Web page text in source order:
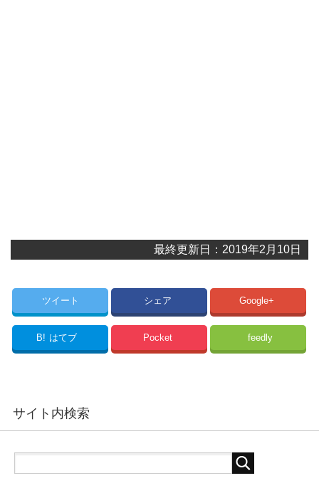
最終更新日：2019年2月10日
ツイート シェア Google+
B! はてブ Pocket feedly
サイト内検索